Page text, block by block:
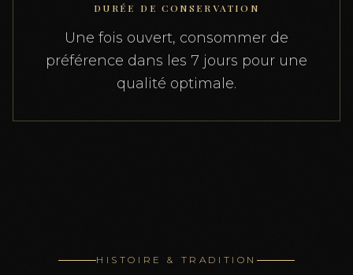
DURÉE DE CONSERVATION
Une fois ouvert, consommer de
préférence dans les 7 jours pour une
qualité optimale.
HISTOIRE & TRADITION